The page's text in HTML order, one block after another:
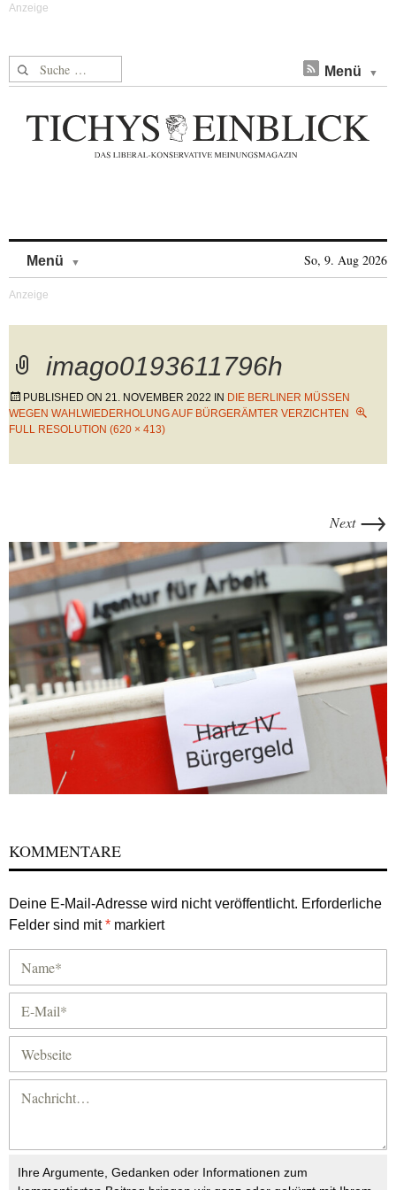
Suche nach: Menü
Menü So, 9. Aug 2026
imago0193611796h
PUBLISHED ON 21. NOVEMBER 2022 IN DIE BERLINER MÜSSEN
WEGEN WAHLWIEDERHOLUNG AUF BÜRGERÄMTER VERZICHTEN
FULL RESOLUTION (620 × 413)
Next →
KOMMENTARE
Deine E-Mail-Adresse wird nicht veröffentlicht. Erforderliche
Felder sind mit* markiert
Ihre Argumente, Gedanken oder Informationen zum